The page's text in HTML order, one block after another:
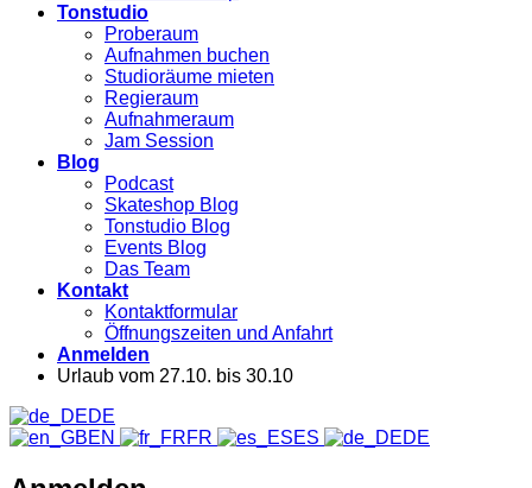
Tonstudio
Proberaum
Aufnahmen buchen
Studioräume mieten
Regieraum
Aufnahmeraum
Jam Session
Blog
Podcast
Skateshop Blog
Tonstudio Blog
Events Blog
Das Team
Kontakt
Kontaktformular
Öffnungszeiten und Anfahrt
Anmelden
Urlaub vom 27.10. bis 30.10
DE
EN
FR ES DE